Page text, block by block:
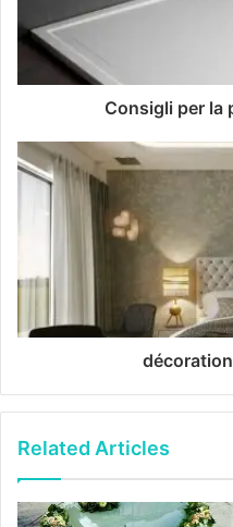
Consigli per la
Related Articles